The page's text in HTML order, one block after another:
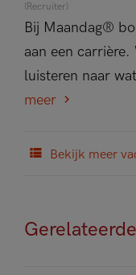
(Recruiter)
Bij Maandag®
aan een
luisteren naar
meer
Bekijk meer